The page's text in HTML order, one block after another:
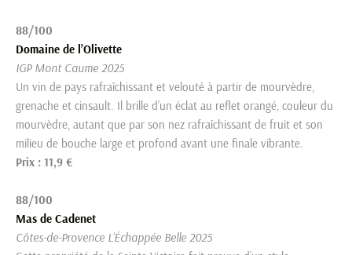
88/100
Domaine de l’Olivette
IGP Mont Caume 2025
Un vin de pays rafraîchissant et velouté à partir de mourvèdre,
grenache et cinsault. Il brille d’un éclat au reflet orangé, couleur du
mourvèdre, autant que par son nez rafraîchissant de fruit et son
milieu de bouche large et profond avant une finale vibrante.
Prix : 11,9 €
88/100
Mas de Cadenet
Côtes-de-Provence L’Échappée Belle 2025